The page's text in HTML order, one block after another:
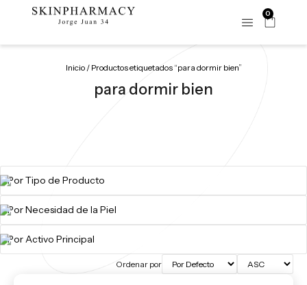
0
Inicio/ Productos etiquetados “para dormir bien”
para dormir bien
Ordenar por